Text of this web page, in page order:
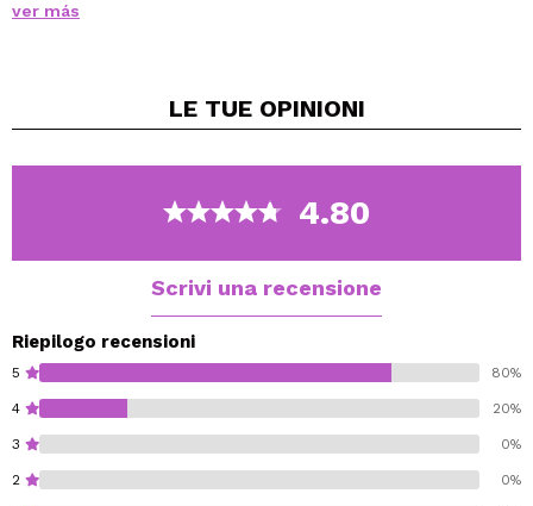
È ideale per l'applicazione di blush e prodotti per
ver más
LE TUE OPINIONI
4.80
Scrivi una recensione
Riepilogo recensioni
5 80%
4 20%
3 0%
2 0%